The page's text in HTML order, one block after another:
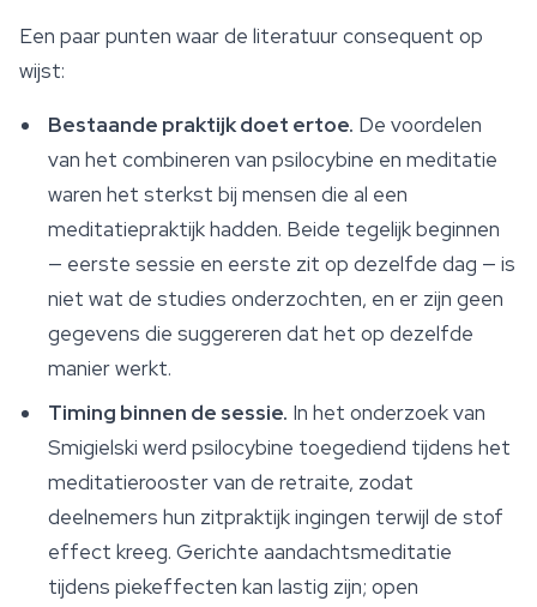
Een paar punten waar de literatuur consequent op
wijst:
Bestaande praktijk doet ertoe. De voordelen
van het combineren van psilocybine en meditatie
waren het sterkst bij mensen die al een
meditatiepraktijk hadden. Beide tegelijk beginnen
— eerste sessie en eerste zit op dezelfde dag — is
niet wat de studies onderzochten, en er zijn geen
gegevens die suggereren dat het op dezelfde
manier werkt.
Timing binnen de sessie. In het onderzoek van
Smigielski werd psilocybine toegediend tijdens het
meditatierooster van de retraite, zodat
deelnemers hun zitpraktijk ingingen terwijl de stof
effect kreeg. Gerichte aandachtsmeditatie
tijdens piekeffecten kan lastig zijn; open